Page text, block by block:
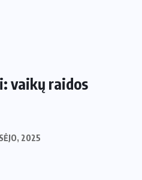
vaikų raidos
2025